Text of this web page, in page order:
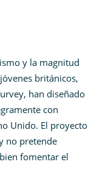
y la magnitud
británicos,
han diseñado
con
Unido. El proyecto
no pretende
fomentar el